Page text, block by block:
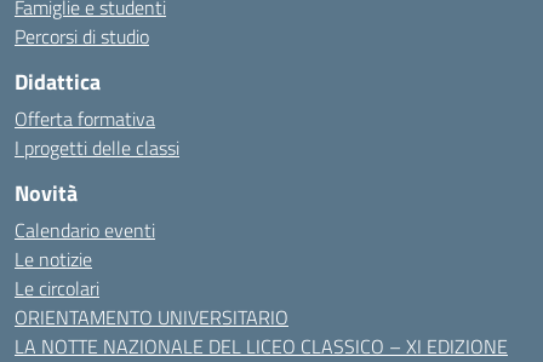
Famiglie e studenti
Percorsi di studio
Didattica
Offerta formativa
I progetti delle classi
Novità
Calendario eventi
Le notizie
Le circolari
ORIENTAMENTO UNIVERSITARIO
LA NOTTE NAZIONALE DEL LICEO CLASSICO – XI EDIZIONE